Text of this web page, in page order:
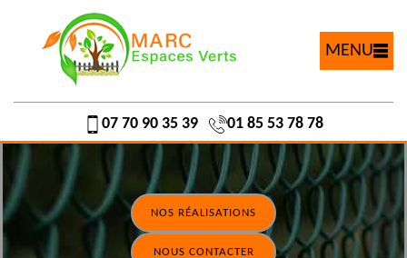
MENU
07 70 90 35 39 01 85 53 78 78
NOS RÉALISATIONS
NOUS CONTACTER